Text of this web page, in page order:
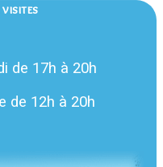
visites
de 17h à 20h
de 12h à 20h